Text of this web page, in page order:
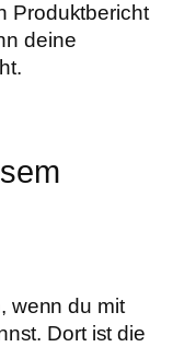
Produktbericht
deine
wenn du mit
Dort ist die